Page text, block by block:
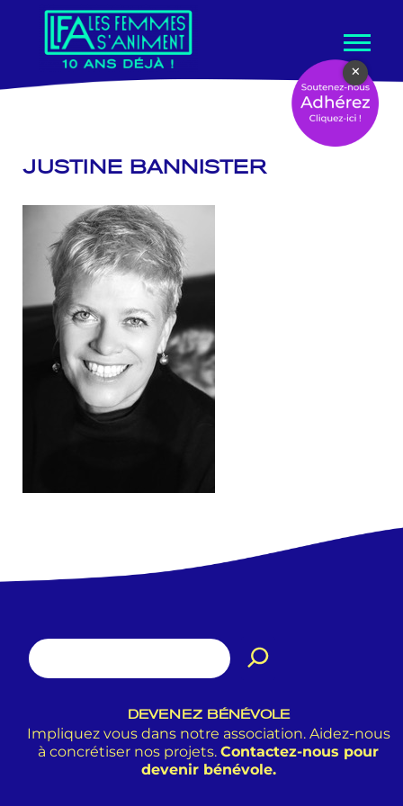
contenu
JUSTINE BANNISTER
DEVENEZ BÉNÉVOLE
Impliquez vous dans notre association. Aidez-nous
à concrétiser nos projets. Contactez-nous pour
devenir bénévole.
×